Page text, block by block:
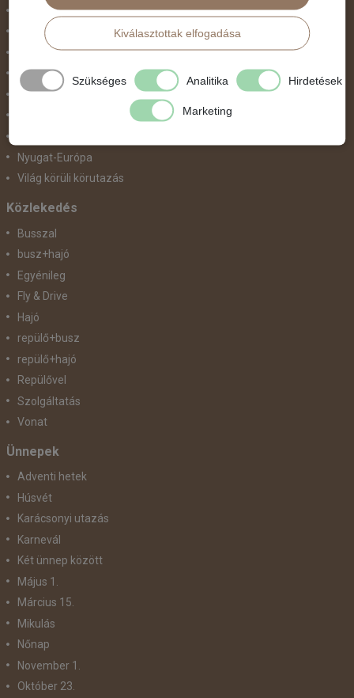
Észak-Európa
Hajóutak
Kelet-Európa
Közel-Kelet
Közép-Amerika
Nyugat-Európa
Világ körüli körutazás
Közlekedés
Busszal
busz+hajó
Egyénileg
Fly & Drive
Hajó
repülő+busz
repülő+hajó
Repülővel
Szolgáltatás
Vonat
Ünnepek
Adventi hetek
Húsvét
Karácsonyi utazás
Karnevál
Két ünnep között
Május 1.
Március 15.
Mikulás
Nőnap
November 1.
Október 23.
Kiválasztottak elfogadása
Szükséges Analitika Hirdetések
Marketing